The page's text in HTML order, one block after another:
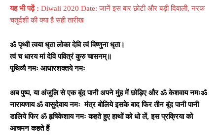
यह भी पढ़ें : Diwali 2020 Date: जानें इस बार छोटी और बड़ी दिवाली, नरक
चतुर्दशी की क्या है सही तारीख
ॐ पृथ्वी त्वया धृता लोका देवि त्वं विष्णुना धृता।
त्वं च धारय मां देवि पवित्रं कुरु चासनम्‌॥
पृथिव्यै नमः आधारशक्तये नमः
अब पुष्प,या अंजुलि से एक बूंद पानी अपने मुंह में छोड़िए और ॐ केशवाय नमःॐ
नारायणाय ॐ वासुदेवाय नमः मंत्र बोलिये इसके बाद फिर तीन बूंद पानी पानी
डालिये फिर ॐ हृषिकेशाय नमः कहते हुए हाथों को धो लें,इस प्रक्रिया को
आचमन कहते हैं